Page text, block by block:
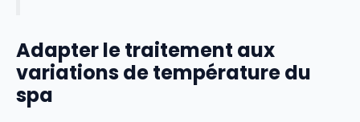
Adapter le traitement aux
variations de température du
spa